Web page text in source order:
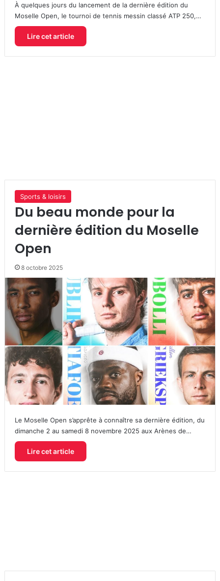
À quelques jours du lancement de la dernière édition du
Moselle Open, le tournoi de tennis messin classé ATP 250,…
Lire cet article
Sports & loisirs
Du beau monde pour la
dernière édition du Moselle
Open
8 octobre 2025
Le Moselle Open s’apprête à connaître sa dernière édition, du
dimanche 2 au samedi 8 novembre 2025 aux Arènes de…
Lire cet article